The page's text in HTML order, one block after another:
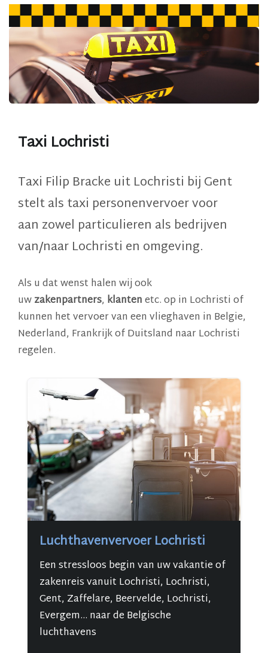
Taxi Lochristi
Taxi Filip Bracke uit Lochristi bij Gent
stelt alstaxi personenvervoervoor
aan zowel particulieren als bedrijven
van/naar Lochristi en omgeving.
Als u dat wenst halen wij ook
uwzakenpartners, klantenetc. op in Lochristi of
kunnen het vervoer van een vlieghaven in Belgie,
Nederland, Frankrijk of Duitsland naar Lochristi
regelen.
Luchthavenvervoer Lochristi
Een stressloos begin van uw vakantie of
zakenreis vanuit Lochristi, Lochristi,
Gent, Zaffelare, Beervelde, Lochristi,
Evergem... naar de Belgische
luchthavens